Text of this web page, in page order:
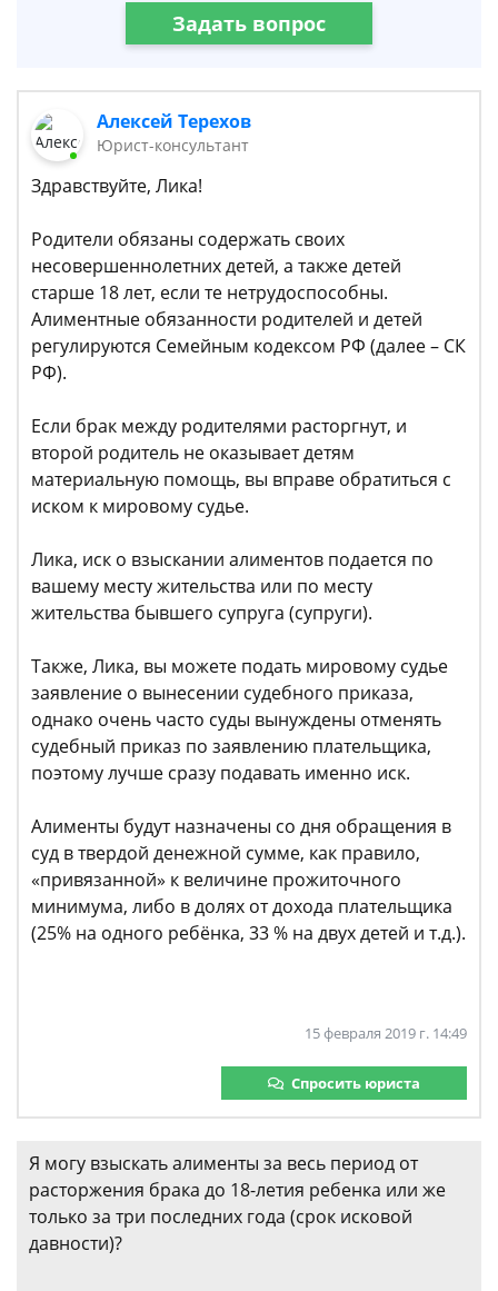
Задать вопрос
Алексей Терехов
Юрист-консультант
Здравствуйте, Лика!
Родители обязаны содержать своих
несовершеннолетних детей, а также детей
старше 18 лет, если те нетрудоспособны.
Алиментные обязанности родителей и детей
регулируются Семейным кодексом РФ (далее – СК
РФ).
Если брак между родителями расторгнут, и
второй родитель не оказывает детям
материальную помощь, вы вправе обратиться с
иском к мировому судье.
Лика, иск о взыскании алиментов подается по
вашему месту жительства или по месту
жительства бывшего супруга (супруги).
Также, Лика, вы можете подать мировому судье
заявление о вынесении судебного приказа,
однако очень часто суды вынуждены отменять
судебный приказ по заявлению плательщика,
поэтому лучше сразу подавать именно иск.
Алименты будут назначены со дня обращения в
суд в твердой денежной сумме, как правило,
«привязанной» к величине прожиточного
минимума, либо в долях от дохода плательщика
(25% на одного ребёнка, 33 % на двух детей и т.д.).
15 февраля 2019 г. 14:49
Спросить юриста
Я могу взыскать алименты за весь период от
расторжения брака до 18-летия ребенка или же
только за три последних года (срок исковой
давности)?